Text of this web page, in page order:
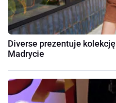
Diverse prezentuje
Madrycie